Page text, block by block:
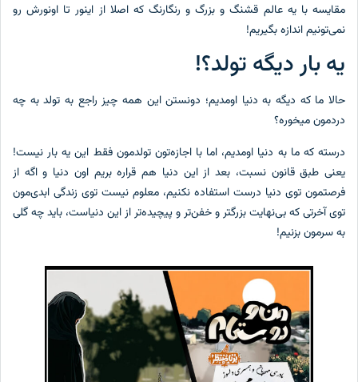
مقایسه با یه عالم قشنگ و بزرگ و رنگارنگ که اصلا از اینور تا اونورش رو
نمی‌تونیم اندازه بگیریم!
یه بار دیگه تولد؟!
حالا ما که دیگه به دنیا اومدیم؛ دونستن این همه چیز راجع به تولد به چه
دردمون میخوره؟
درسته که ما به دنیا اومدیم، اما با اجازه‌تون تولدمون فقط این یه بار نیست!
یعنی طبق قانون نسبت، بعد از این دنیا هم قراره بریم اون دنیا و اگه از
فرصتمون توی دنیا درست استفاده نکنیم، معلوم نیست توی زندگی ابدی‌مون
توی آخرتی که بی‌نهایت بزرگتر و خفن‌تر و پیچیده‌تر از این دنیاست، باید چه گلی
به سرمون بزنیم!